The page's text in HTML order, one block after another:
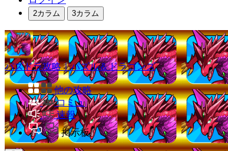
2カラム 3カラム
パズドラ攻略｜パズル＆ドラゴンズ
他の攻略
コミュ
速報
掲示板